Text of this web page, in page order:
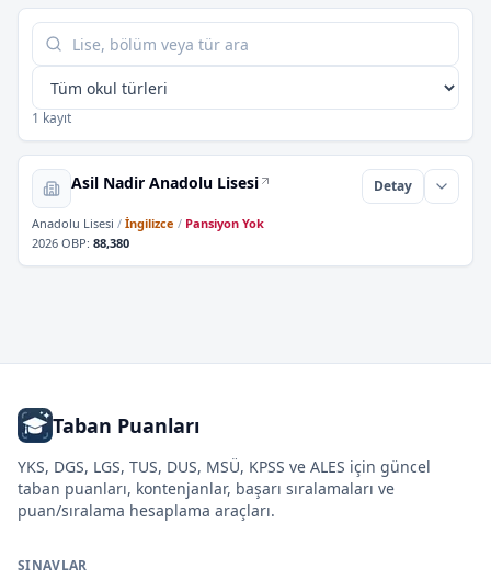
Tabloda ara
1 kayıt
Asil Nadir Anadolu Lisesi Detay
Anadolu Lisesi / İngilizce / Pansiyon Yok
2026 OBP: 88,380
Taban Puanları
YKS, DGS, LGS, TUS, DUS, MSÜ, KPSS ve ALES için güncel
taban puanları, kontenjanlar, başarı sıralamaları ve
puan/sıralama hesaplama araçları.
SINAVLAR